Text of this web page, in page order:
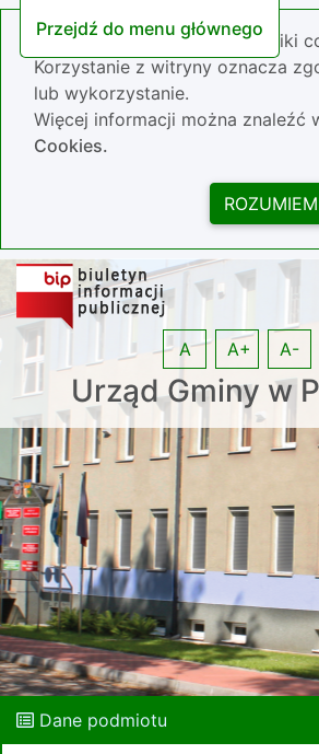
Przejdź do menu głównego
Nasza strona wykorzystuje pliki
Korzystanie z witryny oznacza
lub wykorzystanie.
Więcej informacji można znaleźć
Cookies.
Urząd Gminy w
A A+ A-
Dane podmiotu